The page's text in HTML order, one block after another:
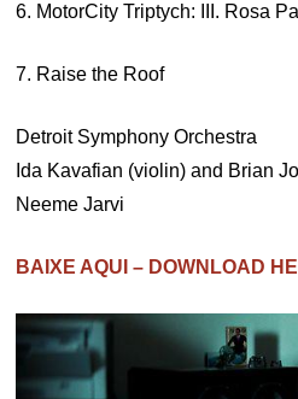
6. MotorCity Triptych: III. Rosa
7. Raise the Roof
Detroit Symphony Orchestra
Ida Kavafian (violin) and Brian
Neeme Jarvi
BAIXE AQUI – DOWNLOAD